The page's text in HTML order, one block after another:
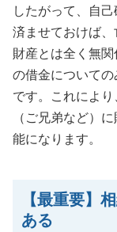
したがって、自
済ませておけば
財産とは全く無
の借金について
です。これによ
（ご兄弟など）
能になります。
【最重要】
ある